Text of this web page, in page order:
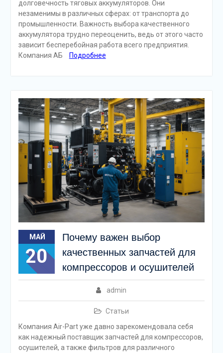
долговечность тяговых аккумуляторов. Они
незаменимы в различных сферах: от транспорта до
промышленности. Важность выбора качественного
аккумулятора трудно переоценить, ведь от этого часто
зависит бесперебойная работа всего предприятия.
Компания АБ
Подробнее
МАЙ
20
Почему важен выбор
качественных запчастей для
компрессоров и осушителей
admin
Статьи
Компания Air-Part уже давно зарекомендовала себя
как надежный поставщик запчастей для компрессоров,
осушителей, а также фильтров для различного